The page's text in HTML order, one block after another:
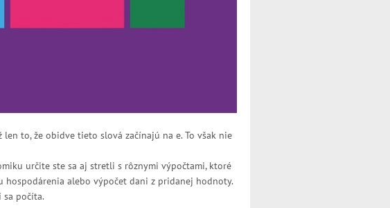
to, že obidve tieto slová začínajú na e. To však nie
určite ste sa aj stretli s rôznymi výpočtami, ktoré
hospodárenia alebo výpočet dani z pridanej hodnoty.
sa počíta.